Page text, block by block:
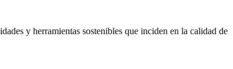
y herramientas sostenibles que inciden en la calidad de